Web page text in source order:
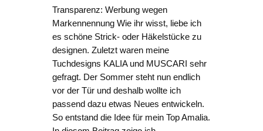
Transparenz: Werbung wegen
Markennennung Wie ihr wisst, liebe ich
es schöne Strick- oder Häkelstücke zu
designen. Zuletzt waren meine
Tuchdesigns KALIA und MUSCARI sehr
gefragt. Der Sommer steht nun endlich
vor der Tür und deshalb wollte ich
passend dazu etwas Neues entwickeln.
So entstand die Idee für mein Top Amalia.